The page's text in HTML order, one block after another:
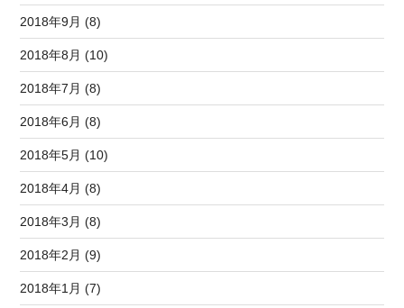
2018年9月 (8)
2018年8月 (10)
2018年7月 (8)
2018年6月 (8)
2018年5月 (10)
2018年4月 (8)
2018年3月 (8)
2018年2月 (9)
2018年1月 (7)